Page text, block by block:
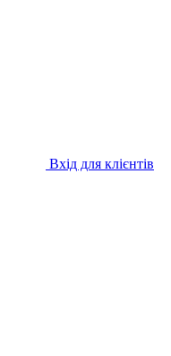
Вхід для клієнтів